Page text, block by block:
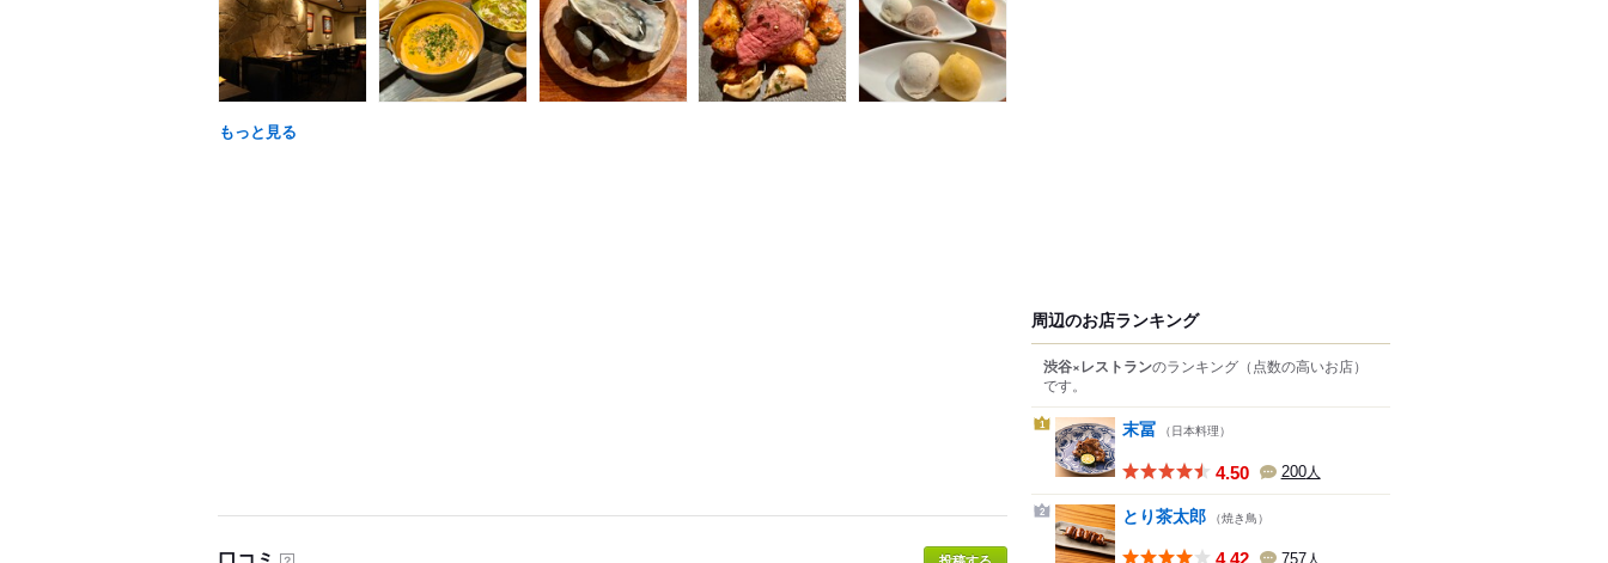
もっと見る
投稿する
周辺のお店ランキング
渋谷×レストランのランキング （点数の高いお店）
です。
1 末冨 （日本料理）
4.50 200人
2 とり茶太郎 （焼き鳥）
4.42 757人